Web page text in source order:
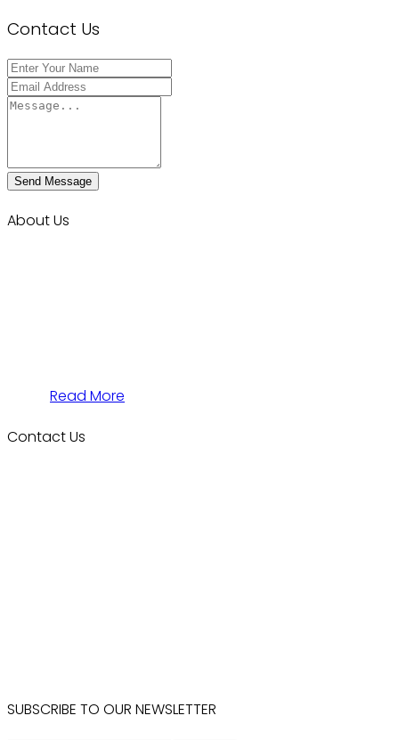
Contact Us
Send Message
About Us
Read More
Contact Us
SUBSCRIBE TO OUR NEWSLETTER